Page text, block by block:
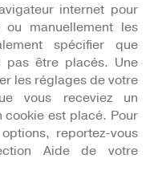
internet pour
ou manuellement les
spécifier que
pas être placés. Une
les réglages de votre
vous receviez un
cookie est placé. Pour
reportez-vous
Aide de votre